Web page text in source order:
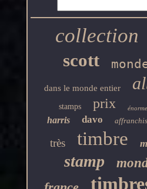
collection
scott
dans le monde entier
stamps prix énorme
harris davo
très timbre
stamp